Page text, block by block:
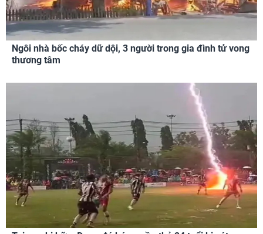
Ngôi nhà bốc cháy dữ dội, 3 người trong gia đình tử vong
thương tâm